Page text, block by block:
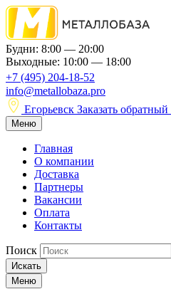
Будни: 8:00 — 20:00
Выходные: 10:00 — 18:00
+7 (495) 204-18-52
info@metallobaza.pro
Егорьевск Заказать
Меню
Главная
О компании
Доставка
Партнеры
Вакансии
Оплата
Контакты
Поиск
Искать
Меню